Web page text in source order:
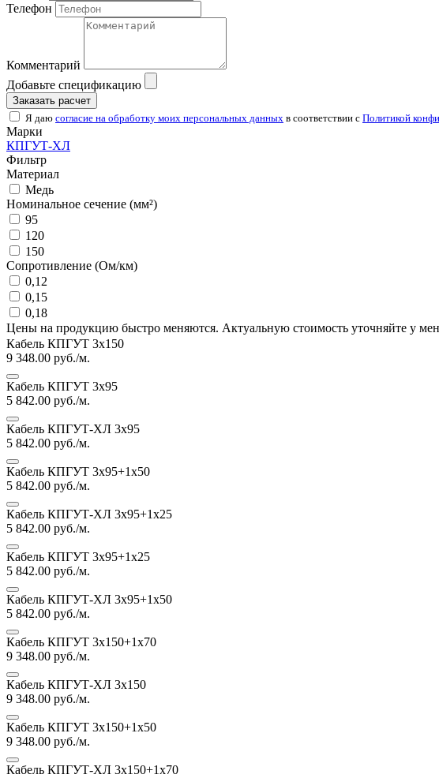
Телефон
Комментарий
Добавьте спецификацию
Заказать расчет
Я даю согласие на обработку моих персональных данных в соответствии с Политикой
Марки
КПГУТ-ХЛ
Фильтр
Материал
Медь
Номинальное сечение (мм²)
95
120
150
Сопротивление (Ом/км)
0,12
0,15
0,18
Цены на продукцию быстро меняются. Актуальную стоимость уточняйте у
Кабель КПГУТ 3х150
9 348.00 руб./м.
Кабель КПГУТ 3х95
5 842.00 руб./м.
Кабель КПГУТ-ХЛ 3х95
5 842.00 руб./м.
Кабель КПГУТ 3х95+1х50
5 842.00 руб./м.
Кабель КПГУТ-ХЛ 3х95+1х25
5 842.00 руб./м.
Кабель КПГУТ 3х95+1х25
5 842.00 руб./м.
Кабель КПГУТ-ХЛ 3х95+1х50
5 842.00 руб./м.
Кабель КПГУТ 3х150+1х70
9 348.00 руб./м.
Кабель КПГУТ-ХЛ 3х150
9 348.00 руб./м.
Кабель КПГУТ 3х150+1х50
9 348.00 руб./м.
Кабель КПГУТ-ХЛ 3х150+1х70